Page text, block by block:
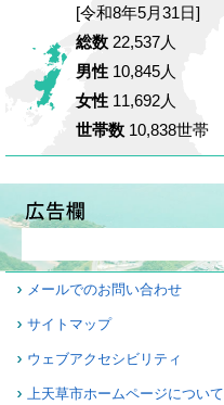
[令和8年5月31日]
総数 22,537人
男性 10,845人
女性 11,692人
世帯数 10,838世帯
メールでのお問い合わせ
サイトマップ
ウェブアクセシビリティ
上天草市ホームページについて